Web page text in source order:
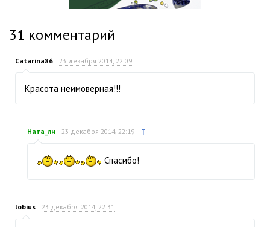
31 комментарий
Catarina86 23 декабря 2014, 22:09
Красота неимоверная!!!
Ната_ли 23 декабря 2014, 22:19 ↑
Спасибо!
lobius 23 декабря 2014, 22:31